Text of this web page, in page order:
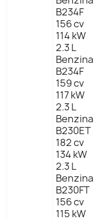
B234F
156 cv
114 kW
2.3 L
Benzina
B234F
159 cv
117 kW
2.3 L
Benzina
B230ET
182 cv
134 kW
2.3 L
Benzina
B230FT
156 cv
115 kW